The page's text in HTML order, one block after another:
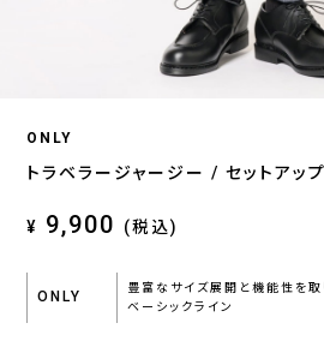
ONLY
トラベラージャージー / セットアッ
¥ 9,900 (税込)
ONLY
豊富なサイズ展開と機能性を取
ベーシックライン